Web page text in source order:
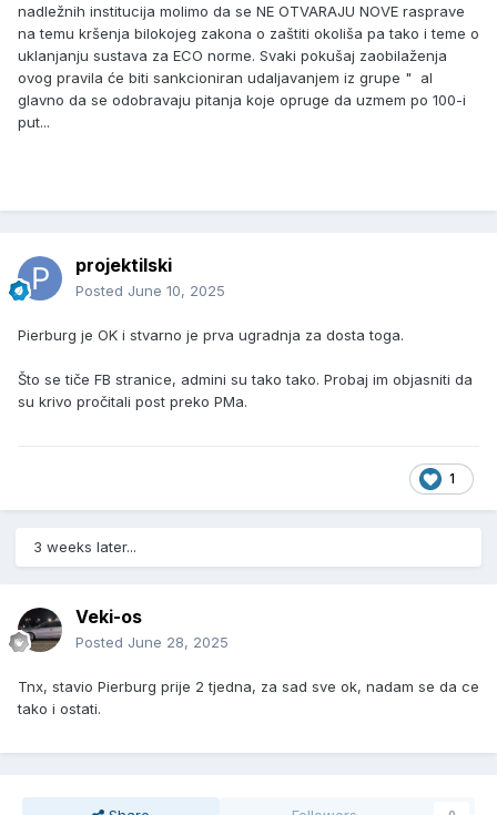
nadležnih institucija molimo da se NE OTVARAJU NOVE rasprave
na temu kršenja bilokojeg zakona o zaštiti okoliša pa tako i teme o
uklanjanju sustava za ECO norme. Svaki pokušaj zaobilaženja
ovog pravila će biti sankcioniran udaljavanjem iz grupe " al
glavno da se odobravaju pitanja koje opruge da uzmem po 100-i
put...
projektilski
Posted June 10, 2025
Pierburg je OK i stvarno je prva ugradnja za dosta toga.
Što se tiče FB stranice, admini su tako tako. Probaj im objasniti da
su krivo pročitali post preko PMa.
1
3 weeks later...
Veki-os
Posted June 28, 2025
Tnx, stavio Pierburg prije 2 tjedna, za sad sve ok, nadam se da ce
tako i ostati.